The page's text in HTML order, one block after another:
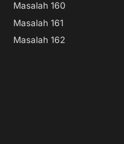
Masalah 160
Masalah 161
Masalah 162